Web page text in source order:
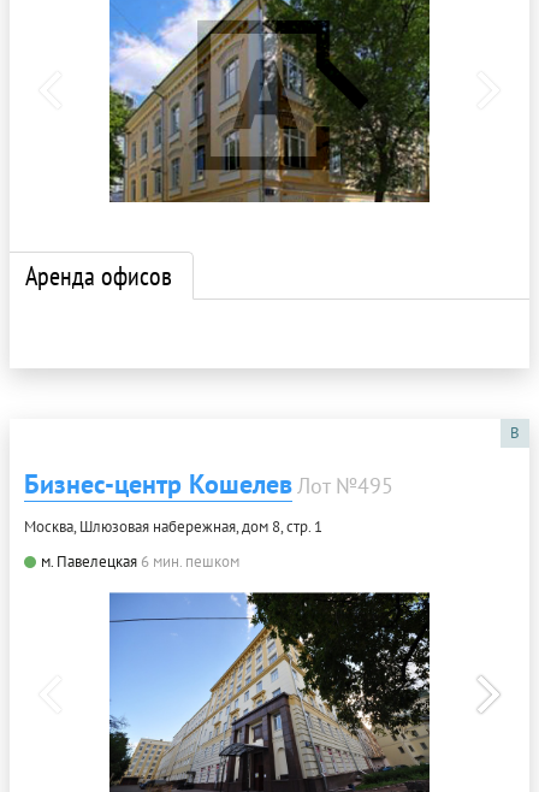
Аренда офисов
B
Бизнес-центр КошелевЛот №495
Москва, Шлюзовая набережная, дом 8, стр. 1
м. Павелецкая 6 мин. пешком